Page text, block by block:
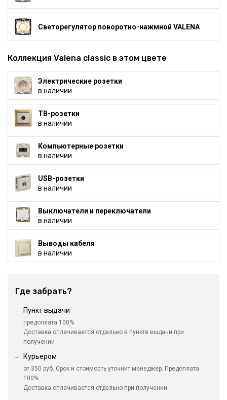
Светорегулятор поворотно-нажмной VALENA
Коллекция Valena classic в этом цвете
Электрические розетки
в наличии
ТВ-розетки
в наличии
Компьютерные розетки
в наличии
USB-розетки
в наличии
Выключатели и переключатели
в наличии
Выводы кабеля
в наличии
Где забрать?
Пункт выдачи
предоплата 100%
Доставка оплачивается отдельно в пункте выдачи при
получении
Курьером
от 350 руб. Срок и стоимость уточнит менеджер. Предоплата
100%
Доставка оплачивается отдельно при получении